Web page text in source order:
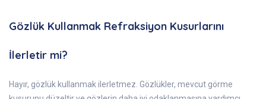
Gözlük Kullanmak Refraksiyon Kusurlarını
İlerletir mi?
Hayır, gözlük kullanmak ilerletmez. Gözlükler, mevcut görme